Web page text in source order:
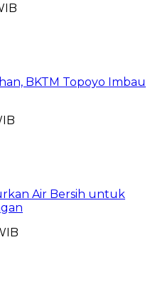
BKTM Topoyo Imbau
Air Bersih untuk